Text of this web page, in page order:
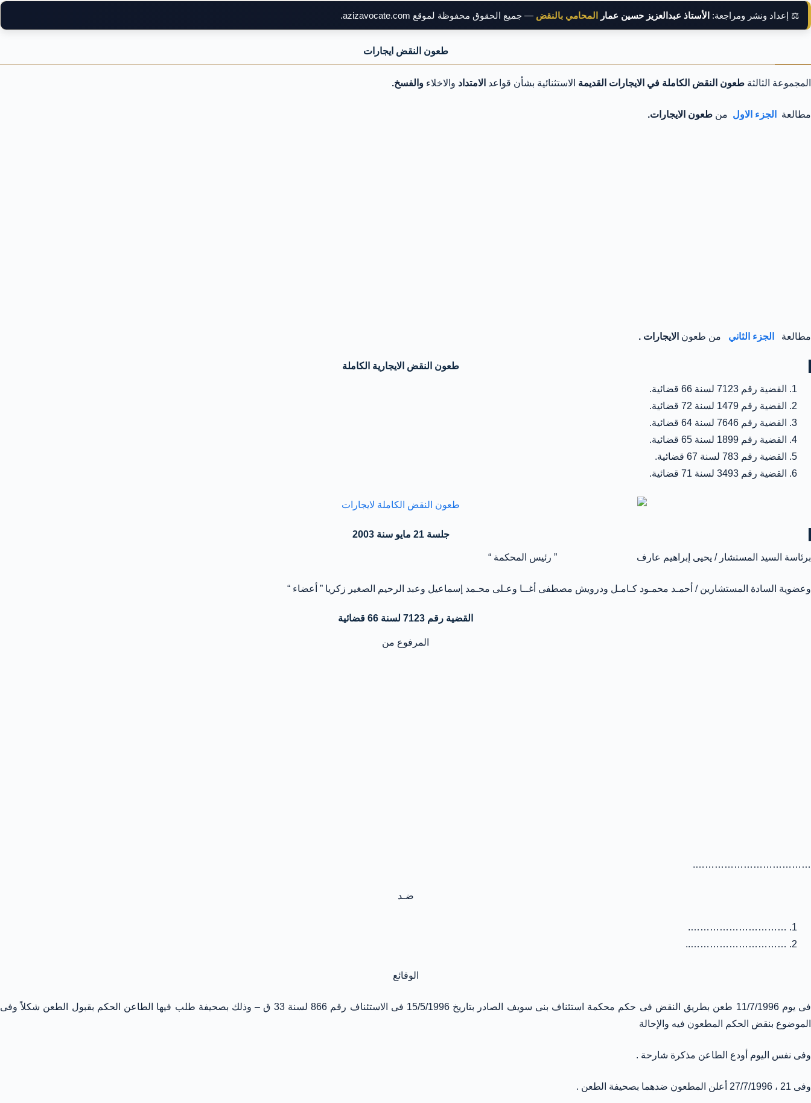
⚖️ إعداد ونشر ومراجعة: الأستاذ عبدالعزيز حسين عمار المحامي بالنقض — جميع الحقوق محفوظة لموقع azizavocate.com.
طعون النقض ايجارات
المجموعة الثالثة طعون النقض الكاملة في الايجارات القديمة الاستثنائية بشأن قواعد الامتداد والاخلاء والفسخ.
مطالعة الجزء الاول من طعون الايجارات.
مطالعة الجزء الثاني من طعون الايجارات .
طعون النقض الايجارية الكاملة
القضية رقم 7123 لسنة 66 قضائية.
القضية رقم 1479 لسنة 72 قضائية.
القضية رقم 7646 لسنة 64 قضائية.
القضية رقم 1899 لسنة 65 قضائية.
القضية رقم 783 لسنة 67 قضائية.
القضية رقم 3493 لسنة 71 قضائية.
جلسة 21 مايو سنة 2003
برئاسة السيد المستشار / يحيى إبراهيم عارف ” رئيس المحكمة “
وعضوية السادة المستشارين / أحمـد محمـود كـامـل ودرويش مصطفى أغــا وعـلى محـمد إسماعيل وعبد الرحيم الصغير زكريا ” أعضاء “
القضية رقم 7123 لسنة 66 قضائية
المرفوع من
……………………………….
ضـد
………………………….
…………………………..
الوقائع
فى يوم 11/7/1996 طعن بطريق النقض فى حكم محكمة استئناف بنى سويف الصادر بتاريخ 15/5/1996 فى الاستئناف رقم 866 لسنة 33 ق – وذلك بصحيفة طلب فيها الطاعن الحكم بقبول الطعن شكلاً وفى
الموضوع بنقض الحكم المطعون فيه والإحالة
وفى نفس اليوم أودع الطاعن مذكرة شارحة .
وفى 21 ، 27/7/1996 أعلن المطعون ضدهما بصحيفة الطعن .